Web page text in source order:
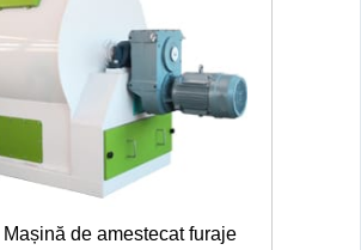
de amestecat furaje